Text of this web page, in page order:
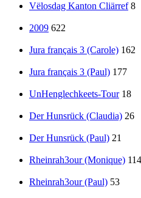
Vëlosdag Kanton Cliärref 8
2009 622
Jura français 3 (Carole) 162
Jura français 3 (Paul) 177
UnHenglechkeets-Tour 18
Der Hunsrück (Claudia) 26
Der Hunsrück (Paul) 21
Rheinrah3our (Monique) 114
Rheinrah3our (Paul) 53